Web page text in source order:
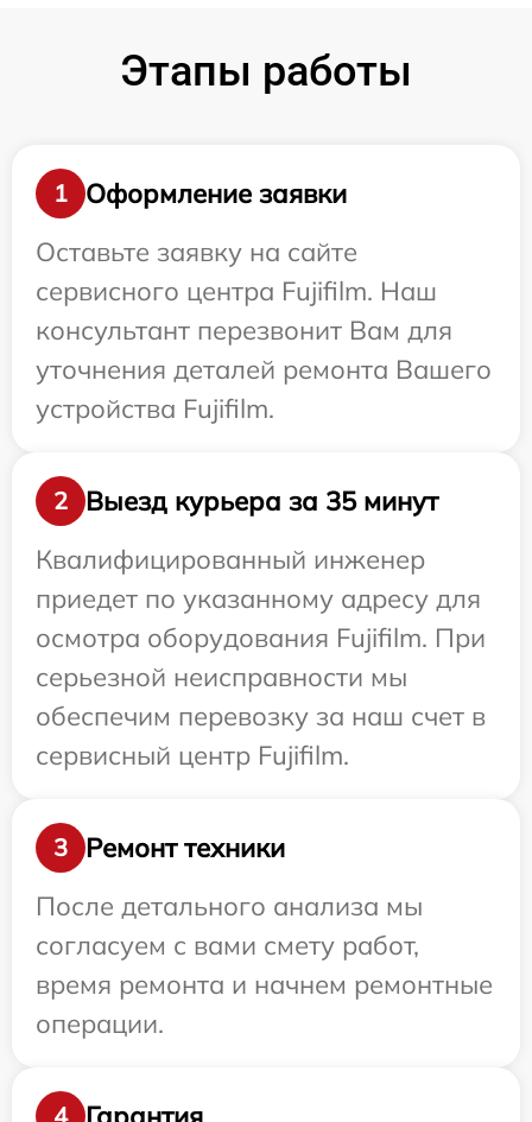
Этапы работы
1
Оформление заявки
Оставьте заявку на сайте
сервисного центра Fujifilm. Наш
консультант перезвонит Вам для
уточнения деталей ремонта Вашего
устройства Fujifilm.
2
Выезд курьера за 35 минут
Квалифицированный инженер
приедет по указанному адресу для
осмотра оборудования Fujifilm. При
серьезной неисправности мы
обеспечим перевозку за наш счет в
сервисный центр Fujifilm.
3
Ремонт техники
После детального анализа мы
согласуем с вами смету работ,
время ремонта и начнем ремонтные
операции.
4